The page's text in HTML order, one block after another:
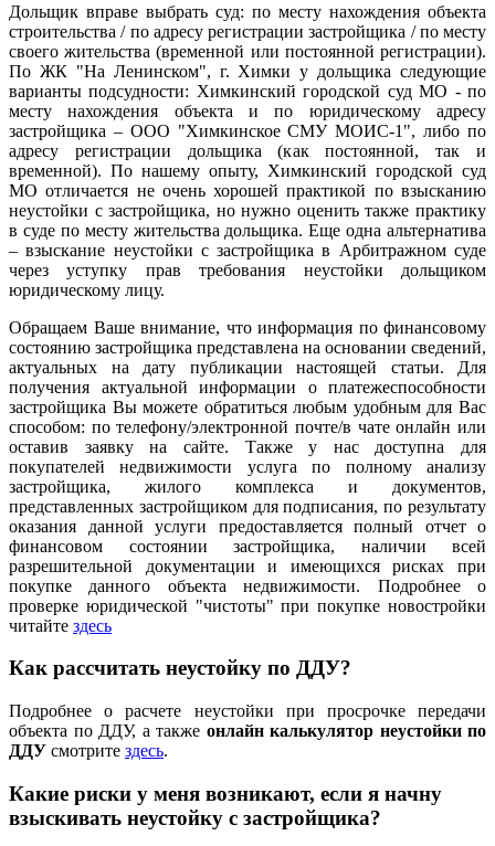
Дольщик вправе выбрать суд: по месту нахождения объекта
строительства / по адресу регистрации застройщика / по месту
своего жительства (временной или постоянной регистрации).
По ЖК "На Ленинском", г. Химки у дольщика следующие
варианты подсудности: Химкинский городской суд МО - по
месту нахождения объекта и по юридическому адресу
застройщика – ООО "Химкинское СМУ МОИС-1", либо по
адресу регистрации дольщика (как постоянной, так и
временной). По нашему опыту, Химкинский городской суд
МО отличается не очень хорошей практикой по взысканию
неустойки с застройщика, но нужно оценить также практику
в суде по месту жительства дольщика. Еще одна альтернатива
– взыскание неустойки с застройщика в Арбитражном суде
через уступку прав требования неустойки дольщиком
юридическому лицу.
Обращаем Ваше внимание, что информация по финансовому
состоянию застройщика представлена на основании сведений,
актуальных на дату публикации настоящей статьи. Для
получения актуальной информации о платежеспособности
застройщика Вы можете обратиться любым удобным для Вас
способом: по телефону/электронной почте/в чате онлайн или
оставив заявку на сайте. Также у нас доступна для
покупателей недвижимости услуга по полному анализу
застройщика, жилого комплекса и документов,
представленных застройщиком для подписания, по результату
оказания данной услуги предоставляется полный отчет о
финансовом состоянии застройщика, наличии всей
разрешительной документации и имеющихся рисках при
покупке данного объекта недвижимости. Подробнее о
проверке юридической "чистоты" при покупке новостройки
читайте здесь
Как рассчитать неустойку по ДДУ?
Подробнее о расчете неустойки при просрочке передачи
объекта по ДДУ, а также онлайн калькулятор неустойки по
ДДУ смотрите здесь.
Какие риски у меня возникают, если я начну
взыскивать неустойку с застройщика?